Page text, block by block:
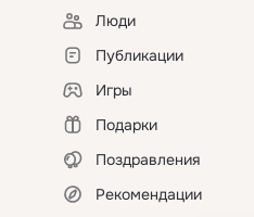
Люди
Публикации
Игры
Подарки
Поздравления
Рекомендации